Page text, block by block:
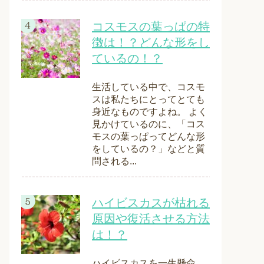
コスモスの葉っぱの特
徴は！？どんな形をし
ているの！？
生活している中で、コスモ
スは私たちにとってとても
身近なものですよね。 よく
見かけているのに、「コス
モスの葉っぱってどんな形
をしているの？」などと質
問される...
ハイビスカスが枯れる
原因や復活させる方法
は！？